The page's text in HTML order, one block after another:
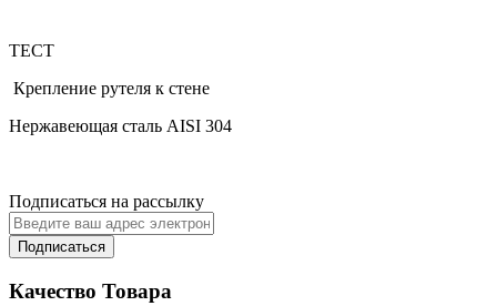
ТЕСТ
Крепление рутеля к стене
Нержавеющая сталь AISI 304
Подписаться на рассылку
Подписаться
Качество Товара